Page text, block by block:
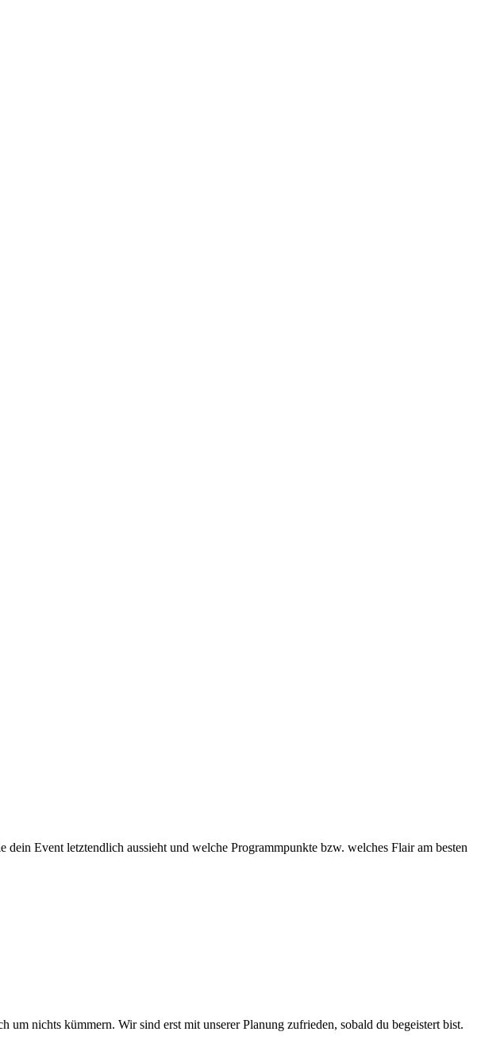
Event letztendlich aussieht und welche Programmpunkte bzw. welches Flair am besten
nichts kümmern. Wir sind erst mit unserer Planung zufrieden, sobald du begeistert bist.